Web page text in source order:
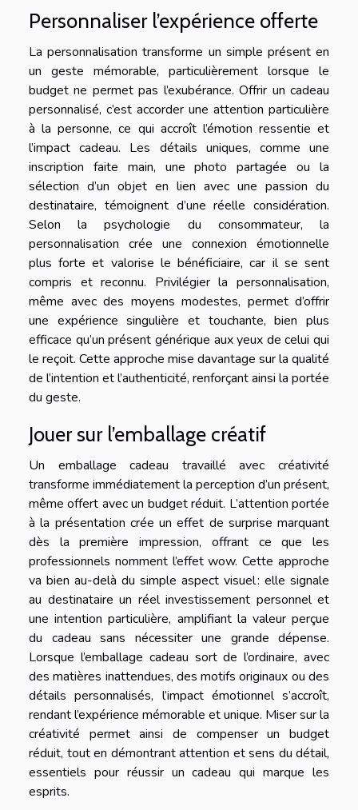
Personnaliser l’expérience offerte
La personnalisation transforme un simple présent en
un geste mémorable, particulièrement lorsque le
budget ne permet pas l’exubérance. Offrir un cadeau
personnalisé, c’est accorder une attention particulière
à la personne, ce qui accroît l’émotion ressentie et
l’impact cadeau. Les détails uniques, comme une
inscription faite main, une photo partagée ou la
sélection d’un objet en lien avec une passion du
destinataire, témoignent d’une réelle considération.
Selon la psychologie du consommateur, la
personnalisation crée une connexion émotionnelle
plus forte et valorise le bénéficiaire, car il se sent
compris et reconnu. Privilégier la personnalisation,
même avec des moyens modestes, permet d’offrir
une expérience singulière et touchante, bien plus
efficace qu’un présent générique aux yeux de celui qui
le reçoit. Cette approche mise davantage sur la qualité
de l’intention et l’authenticité, renforçant ainsi la portée
du geste.
Jouer sur l’emballage créatif
Un emballage cadeau travaillé avec créativité
transforme immédiatement la perception d’un présent,
même offert avec un budget réduit. L’attention portée
à la présentation crée un effet de surprise marquant
dès la première impression, offrant ce que les
professionnels nomment l’effet wow. Cette approche
va bien au-delà du simple aspect visuel : elle signale
au destinataire un réel investissement personnel et
une intention particulière, amplifiant la valeur perçue
du cadeau sans nécessiter une grande dépense.
Lorsque l’emballage cadeau sort de l’ordinaire, avec
des matières inattendues, des motifs originaux ou des
détails personnalisés, l’impact émotionnel s’accroît,
rendant l’expérience mémorable et unique. Miser sur la
créativité permet ainsi de compenser un budget
réduit, tout en démontrant attention et sens du détail,
essentiels pour réussir un cadeau qui marque les
esprits.